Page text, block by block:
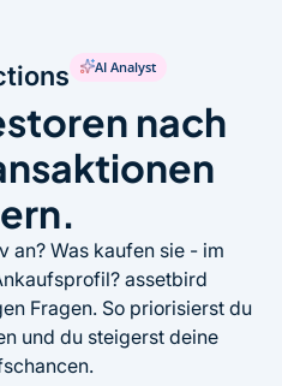
AI Analyst
nach
an? Was kaufen sie - im
assetbird
Fragen. So priorisierst du
und du steigerst deine